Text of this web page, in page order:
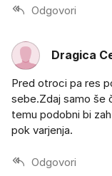
Odgovori
Dragica
Pred otroci pa res
sebe.Zdaj samo še
temu podobni bi
pok varjenja.
Odgovori